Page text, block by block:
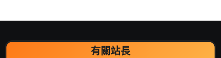
有關站長